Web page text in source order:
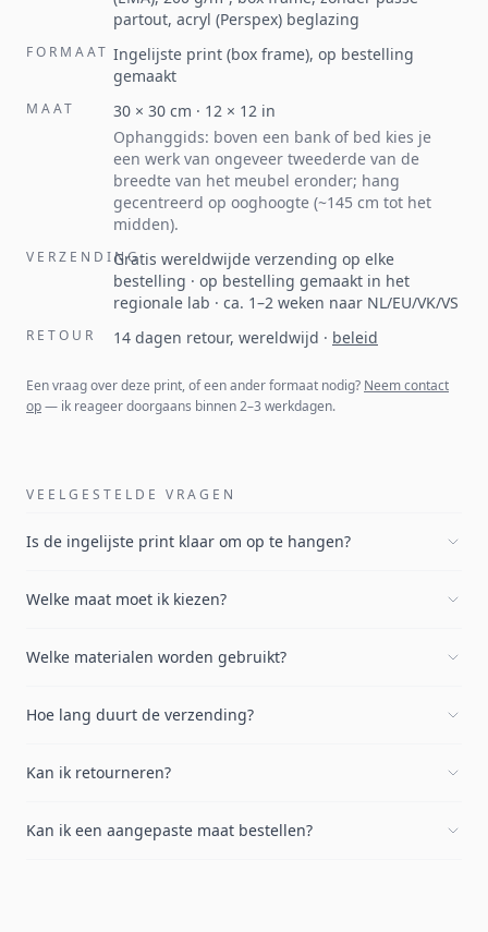
partout, acryl (Perspex) beglazing
FORMAAT Ingelijste print (box frame), op bestelling
gemaakt
MAAT 30 × 30 cm · 12 × 12 in
Ophanggids: boven een bank of bed kies je
een werk van ongeveer tweederde van de
breedte van het meubel eronder; hang
gecentreerd op ooghoogte (~145 cm tot het
midden).
VERZENDINGGratis wereldwijde verzending op elke
bestelling · op bestelling gemaakt in het
regionale lab · ca. 1–2 weken naar NL/EU/VK/VS
RETOUR 14 dagen retour, wereldwijd · beleid
Een vraag over deze print, of een ander formaat nodig? Neem contact
op— ik reageer doorgaans binnen 2–3 werkdagen.
VEELGESTELDE VRAGEN
Is de ingelijste print klaar om op te hangen?
Welke maat moet ik kiezen?
Welke materialen worden gebruikt?
Hoe lang duurt de verzending?
Kan ik retourneren?
Kan ik een aangepaste maat bestellen?